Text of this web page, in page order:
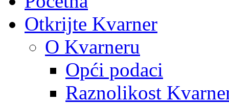
Otkrijte Kvarner
O Kvarneru
Opći podaci
Raznolikost